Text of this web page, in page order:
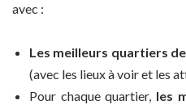
avec :
Les meilleurs quartiers
(avec les lieux à voir et les
Pour chaque quartier, les